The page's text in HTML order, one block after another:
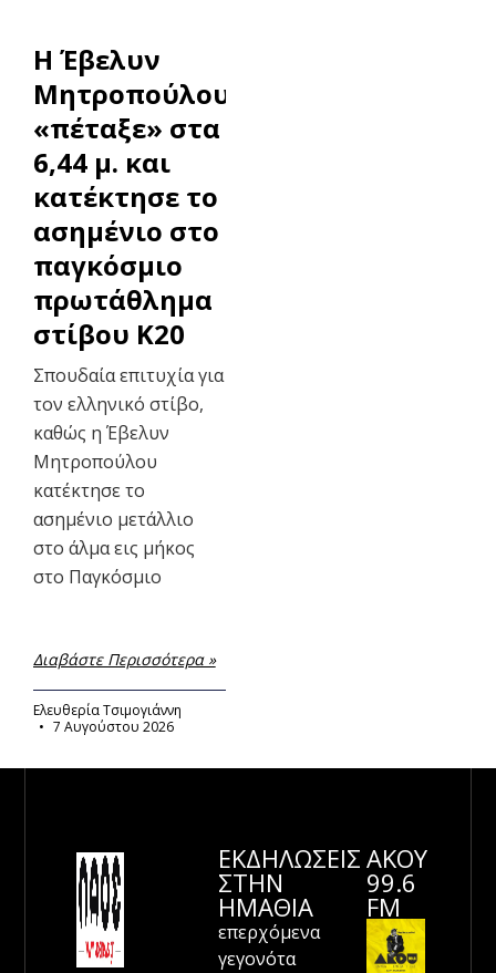
Η Έβελυν
Μητροπούλου
«πέταξε» στα
6,44 μ. και
κατέκτησε το
ασημένιο στο
παγκόσμιο
πρωτάθλημα
στίβου Κ20
Σπουδαία επιτυχία για
τον ελληνικό στίβο,
καθώς η Έβελυν
Μητροπούλου
κατέκτησε το
ασημένιο μετάλλιο
στο άλμα εις μήκος
στο Παγκόσμιο
Διαβάστε Περισσότερα »
Ελευθερία Τσιμογιάννη
7 Αυγούστου 2026
ΕΚΔΗΛΩΣΕΙΣ
ΣΤΗΝ
ΗΜΑΘΊΑ
επερχόμενα
γεγονότα
ΑΚΟΥ
99.6
FM